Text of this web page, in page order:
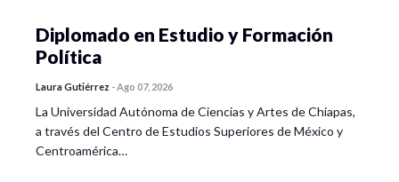
Diplomado en Estudio y Formación
Política
Laura Gutiérrez -Ago 07, 2026
La Universidad Autónoma de Ciencias y Artes de Chiapas,
a través del Centro de Estudios Superiores de México y
Centroamérica…